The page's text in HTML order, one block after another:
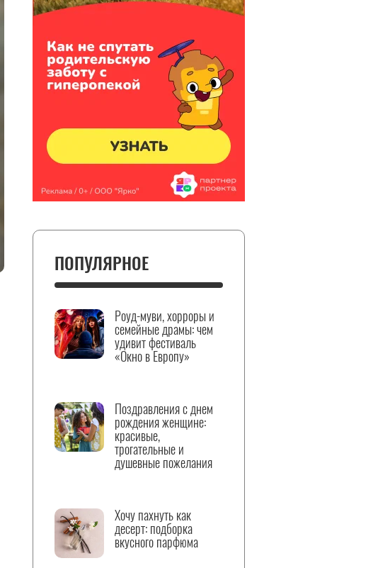
ПОПУЛЯРНОЕ
Роуд-муви, хорроры и
семейные драмы: чем
удивит фестиваль
«Окно в Европу»
Поздравления с днем
рождения женщине:
красивые,
трогательные и
душевные пожелания
Хочу пахнуть как
десерт: подборка
вкусного парфюма